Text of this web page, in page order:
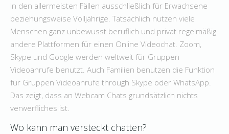
In den allermeisten Fällen ausschließlich für Erwachsene
beziehungsweise Volljährige. Tatsächlich nutzen viele
Menschen ganz unbewusst beruflich und privat regelmäßig
andere Plattformen für einen Online Videochat. Zoom,
Skype und Google werden weltweit für Gruppen
Videoanrufe benutzt. Auch Familien benutzen die Funktion
für Gruppen Videoanrufe through Skype oder WhatsApp.
Das zeigt, dass an Webcam Chats grundsätzlich nichts
verwerfliches ist.
Wo kann man versteckt chatten?